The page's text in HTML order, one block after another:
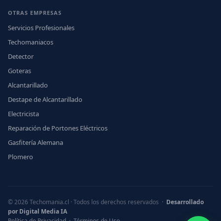
OTRAS EMPRESAS
Servicios Profesionales
Techomaniacos
Detector
Goteras
Alcantarillado
Destape de Alcantarillado
Electricista
Reparación de Portones Eléctricos
Gasfitería Alemana
Plomero
© 2026 Techomania.cl · Todos los derechos reservados · Desarrollado
por Digital Media IA